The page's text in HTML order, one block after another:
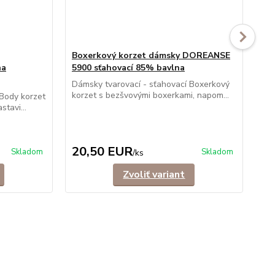
korzet
Skladom
Boxerkový korzet dámsky DOREANSE
5900 sťahovací 85% bavlna
Dámsky tvarovací - sťahovací Boxerkový
korzet s bezšvovými boxerkami, napom...
20,50 EUR/ks Skladom
Zvoliť variant